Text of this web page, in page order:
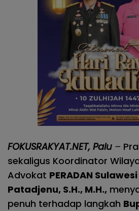
FOKUSRAKYAT.NET, Palu –
sekaligus Koordinator
Advokat PERADAN
Patadjenu, S.H., M.H.,
penuh terhadap langkah